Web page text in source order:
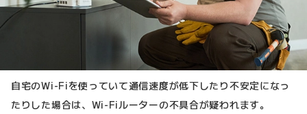
自宅のWi-Fiを使っていて通信速度が低下したり不安定になっ
たりした場合は、Wi-Fiルーターの不具合が疑われます。